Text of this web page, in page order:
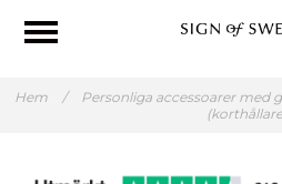
Hem / Personliga accessoarer med